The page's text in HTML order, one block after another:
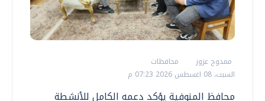
ممدوح عزوز
محافظات
السبت، 08 اغسطس 2026 07:23 م
محافظ المنوفية يؤكد دعمه الكامل للأنشطة